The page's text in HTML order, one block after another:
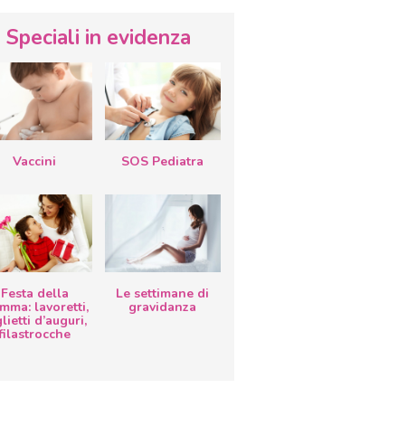
Speciali in evidenza
Vaccini SOS Pediatra
Festa della
lavoretti,
d’auguri,
Le settimane di
gravidanza